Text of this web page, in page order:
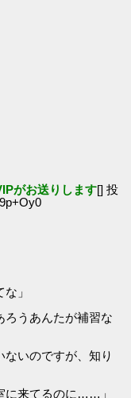
がお送りします[] 投
」
ろうあんたが補習な
いのですが、知り
に来てるのに……」